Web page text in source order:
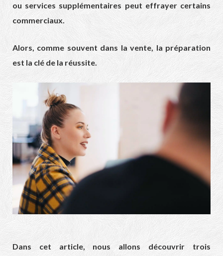
ou services supplémentaires peut effrayer certains
commerciaux.
Alors, comme souvent dans la vente, la préparation
est la clé de la réussite.
Dans cet article, nous allons découvrir trois